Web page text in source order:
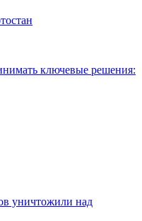
ключевые решения:
уничтожили над